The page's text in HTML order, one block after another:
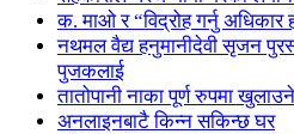
क. माओ र “विद्रोह गर्नु अधिकार
नथमल वैद्य हनुमानीदेवी सृजन
पुजकलाई
तातोपानी नाका पूर्ण रुपमा
अनलाइनबाटै किन्न सकिन्छ घर